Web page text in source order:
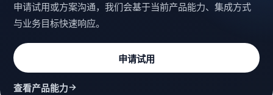
申请试用或方案沟通，我们会基于当前产品能力、集成方式
与业务目标快速响应。
申请试用
查看产品能力→